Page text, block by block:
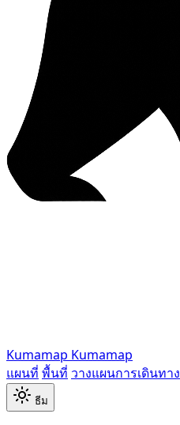
Kumamap Kumamap
แผนที่ พื้นที่ วางแผนการเดินทาง
ธีม